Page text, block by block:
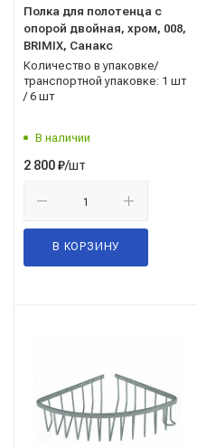
Полка для полотенца с
опорой двойная, хром, 008,
BRIMIX, Санакс
Количество в упаковке/
транспортной упаковке: 1 шт
/ 6 шт
В наличии
2 800₽/шт
В КОРЗИНУ